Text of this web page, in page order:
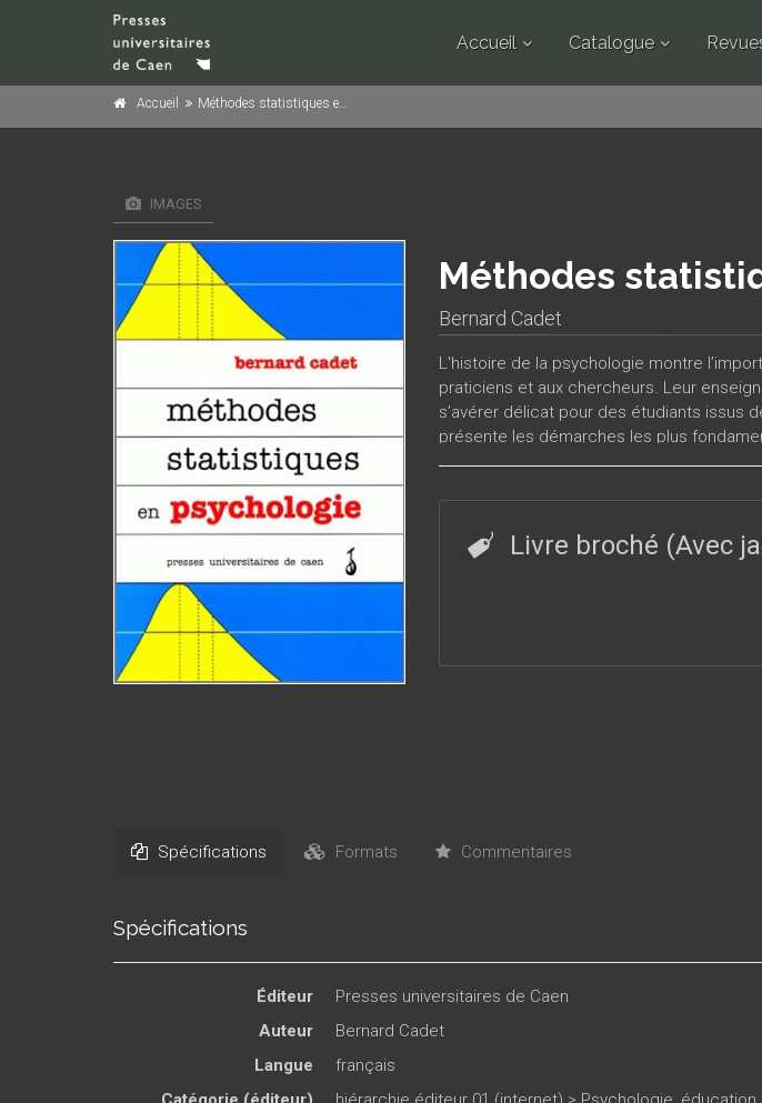
Accueil Catalogue
Accueil Méthodes statistiques en psychologie
IMAGES
Méthodes
Bernard Cadet
L'histoire de la psychologie montre
praticiens et aux chercheurs. Leur
s’avérer délicat pour des étudiants issus
présente les démarches les plus
sciences psychologiques.Les options
Livre broché (Avec
Spécifications Formats Commentaires
Spécifications
Éditeur
Presses universitaires de Caen
Auteur
Bernard Cadet
Langue
français